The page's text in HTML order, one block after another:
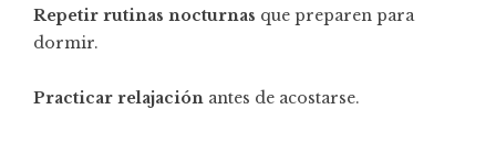
Repetir rutinas nocturnas que preparen para
dormir.
Practicar relajación antes de acostarse.